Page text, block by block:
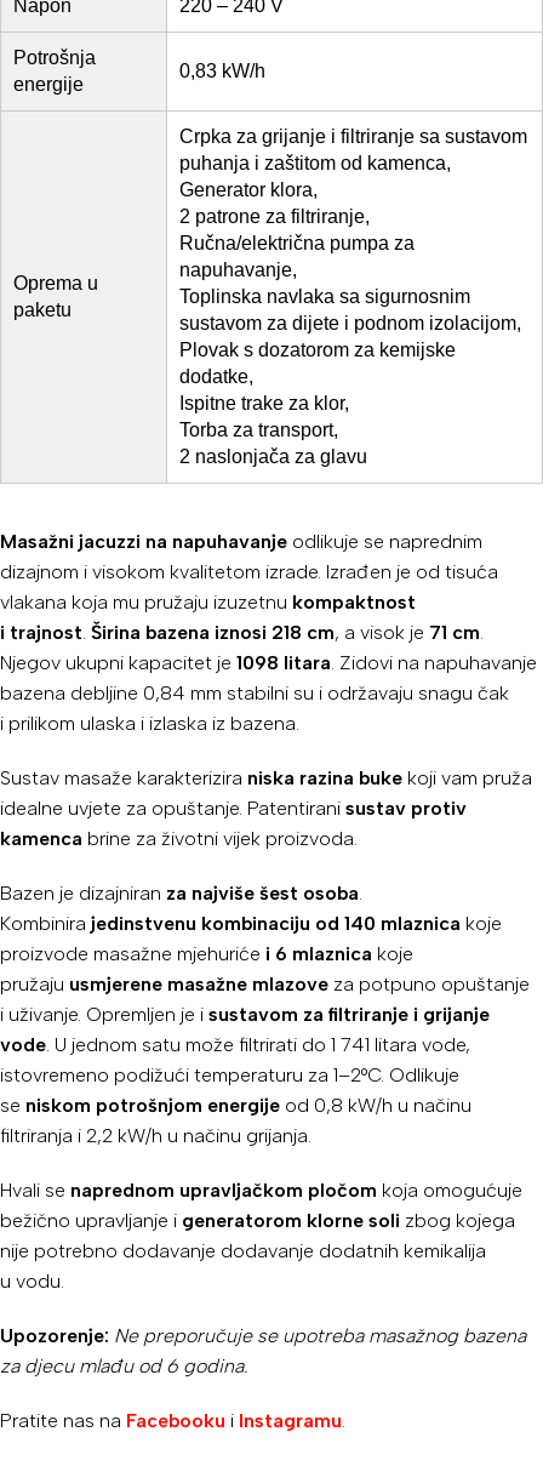
Napon 220 – 240 V
Potrošnja
energije
0,83 kW/h
Oprema u
paketu
Crpka za grijanje i filtriranje sa sustavom
puhanja i zaštitom od kamenca,
Generator klora,
2 patrone za filtriranje,
Ručna/električna pumpa za
napuhavanje,
Toplinska navlaka sa sigurnosnim
sustavom za dijete i podnom izolacijom,
Plovak s dozatorom za kemijske
dodatke,
Ispitne trake za klor,
Torba za transport,
2 naslonjača za glavu
Masažni jacuzzi na napuhavanje odlikuje se naprednim
dizajnom i visokom kvalitetom izrade. Izrađen je od tisuća
vlakana koja mu pružaju izuzetnu kompaktnost
i trajnost. Širina bazena iznosi 218 cm, a visok je 71 cm.
Njegov ukupni kapacitet je 1098 litara. Zidovi na napuhavanje
bazena debljine 0,84 mm stabilni su i održavaju snagu čak
i prilikom ulaska i izlaska iz bazena.
Sustav masaže karakterizira niska razina buke koji vam pruža
idealne uvjete za opuštanje. Patentirani sustav protiv
kamenca brine za životni vijek proizvoda.
Bazen je dizajniran za najviše šest osoba.
Kombinira jedinstvenu kombinaciju od 140 mlaznica koje
proizvode masažne mjehuriće i 6 mlaznica koje
pružaju usmjerene masažne mlazove za potpuno opuštanje
i uživanje. Opremljen je i sustavom za filtriranje i grijanje
vode. U jednom satu može filtrirati do 1 741 litara vode,
istovremeno podižući temperaturu za 1–2°C. Odlikuje
se niskom potrošnjom energije od 0,8 kW/h u načinu
filtriranja i 2,2 kW/h u načinu grijanja.
Hvali se naprednom upravljačkom pločom koja omogućuje
bežično upravljanje i generatorom klorne soli zbog kojega
nije potrebno dodavanje dodavanje dodatnih kemikalija
u vodu.
Upozorenje: Ne preporučuje se upotreba masažnog bazena
za djecu mlađu od 6 godina.
Pratite nas na Facebooku i Instagramu.